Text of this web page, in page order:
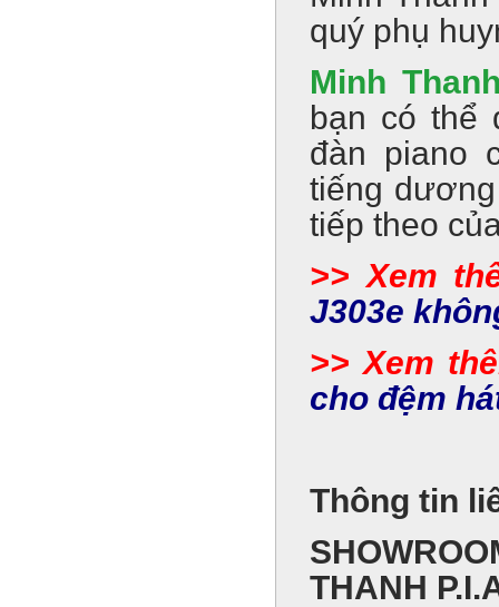
quý phụ
Minh
bạn có thể
đàn piano
tiếng
tiếp theo
>> Xem
J303e
>> Xem
cho đệm
Thông tin
THANH